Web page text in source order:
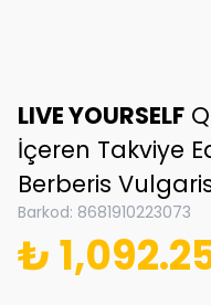
LIVE YOURSELF
İçeren Takviye
Berberis
Barkod: 8681910223073
₺